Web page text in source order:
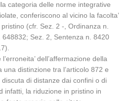
categoria delle norme integrative
conferiscono al vicino la facolta’
(cfr. Sez. 2 -, Ordinanza n.
648832; Sez. 2, Sentenza n. 8420
dell’affermazione della
una distinzione tra l’articolo 872 e
di distanze dai confini o di
infatti, la riduzione in pristino in